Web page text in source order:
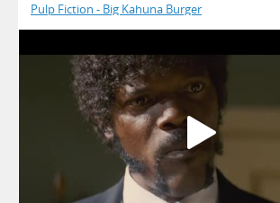
Pulp Fiction - Big Kahuna Burger